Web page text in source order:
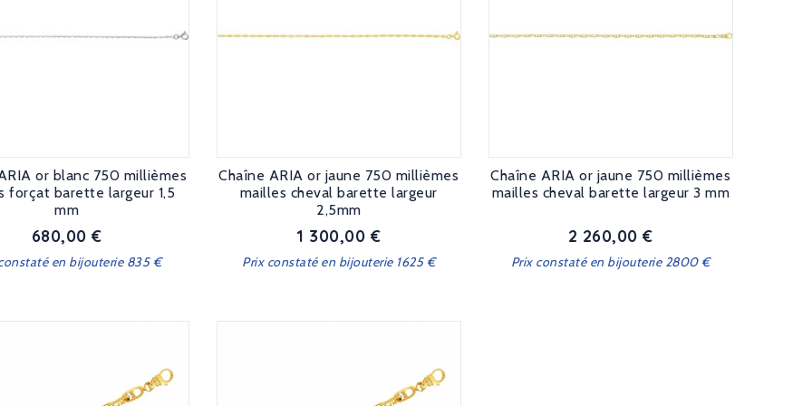
or blanc 750 millièmes
forçat barette largeur 1,5
mm
Prix
680,00 €
en bijouterie 835 €
Chaîne ARIA or jaune 750 millièmes
mailles cheval barette largeur
2,5mm
Prix
1 300,00 €
Prix constaté en bijouterie 1625 €
Chaîne ARIA or jaune 750 millièmes
mailles cheval barette largeur 3 mm
Prix
2 260,00 €
Prix constaté en bijouterie 2800 €